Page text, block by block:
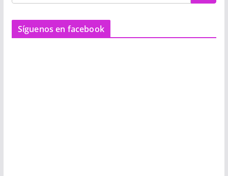
Síguenos en facebook